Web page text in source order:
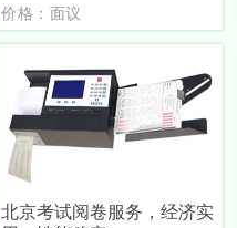
价格：面议
北京考试阅卷服务，经济实